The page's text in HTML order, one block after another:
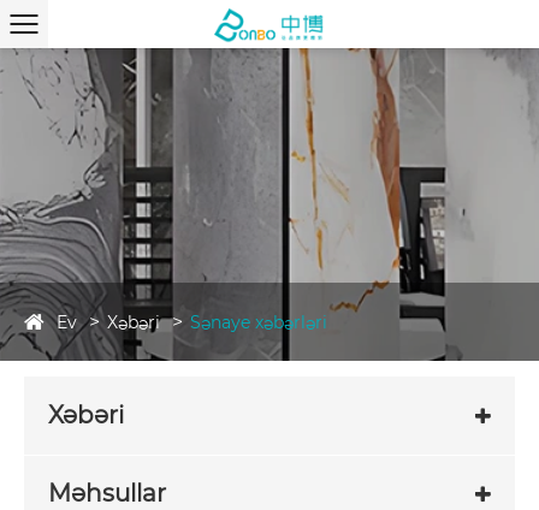
Ev Xəbəri Sənaye xəbərləri
Xəbəri
Məhsullar